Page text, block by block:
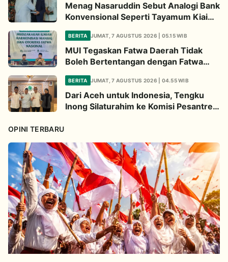
Menag Nasaruddin Sebut Analogi Bank
Konvensional Seperti Tayamum Kiai
Ma'ruf Sangat Dahsyat
BERITA JUMAT, 7 AGUSTUS 2026 | 05.15 WIB
MUI Tegaskan Fatwa Daerah Tidak
Boleh Bertentangan dengan Fatwa
Pusat
BERITA JUMAT, 7 AGUSTUS 2026 | 04.55 WIB
Dari Aceh untuk Indonesia, Tengku
Inong Silaturahim ke Komisi Pesantren
OPINI TERBARU